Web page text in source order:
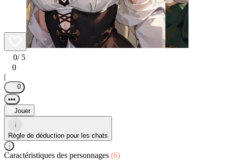
0/ 5
0
|
0
•••
Jouer
i
Règle de déduction pour les chats
i
Caractéristiques des personnages (6)